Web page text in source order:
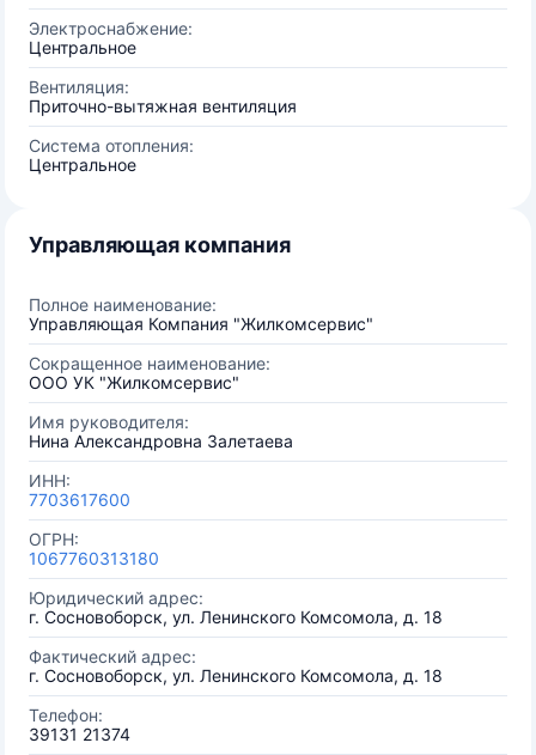
Электроснабжение:
Центральное
Вентиляция:
Приточно-вытяжная вентиляция
Система отопления:
Центральное
Управляющая компания
Полное наименование:
Управляющая Компания "Жилкомсервис"
Сокращенное наименование:
ООО УК "Жилкомсервис"
Имя руководителя:
Нина Александровна Залетаева
ИНН:
7703617600
ОГРН:
1067760313180
Юридический адрес:
г. Сосновоборск, ул. Ленинского Комсомола, д. 18
Фактический адрес:
г. Сосновоборск, ул. Ленинского Комсомола, д. 18
Телефон:
39131 21374